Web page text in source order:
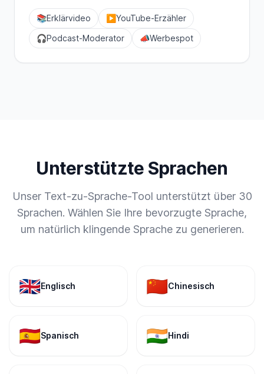
📚Erklärvideo ▶️ YouTube-Erzähler
🎧Podcast-Moderator 📣Werbespot
Unterstützte Sprachen
Unser Text-zu-Sprache-Tool unterstützt über 30
Sprachen. Wählen Sie Ihre bevorzugte Sprache,
um natürlich klingende Sprache zu generieren.
🇬🇧Englisch 🇨🇳Chinesisch
🇪🇸Spanisch 🇮🇳Hindi